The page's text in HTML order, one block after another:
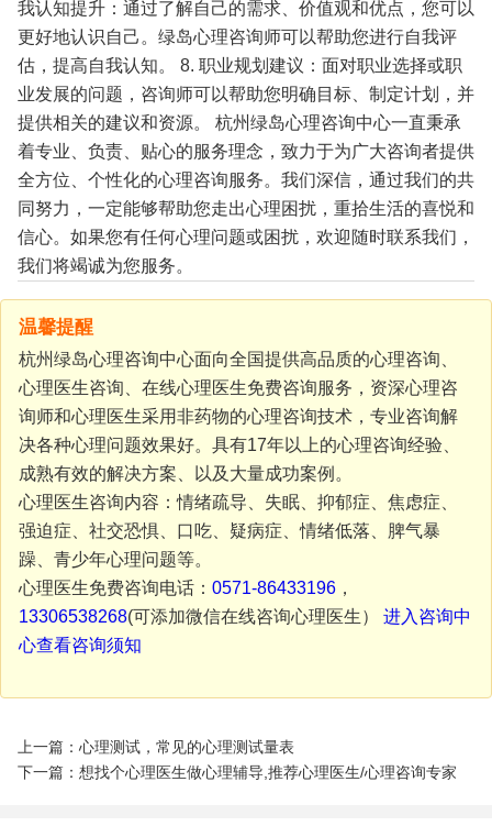
我认知提升：通过了解自己的需求、价值观和优点，您可以
更好地认识自己。绿岛心理咨询师可以帮助您进行自我评
估，提高自我认知。
8. 职业规划建议：面对职业选择或职
业发展的问题，咨询师可以帮助您明确目标、制定计划，并
提供相关的建议和资源。
杭州绿岛心理咨询中心一直秉承
着专业、负责、贴心的服务理念，致力于为广大咨询者提供
全方位、个性化的心理咨询服务。我们深信，通过我们的共
同努力，一定能够帮助您走出心理困扰，重拾生活的喜悦和
信心。如果您有任何心理问题或困扰，欢迎随时联系我们，
我们将竭诚为您服务。
温馨提醒
杭州绿岛心理咨询中心面向全国提供高品质的心理咨询、
心理医生咨询、在线心理医生免费咨询服务，资深心理咨
询师和心理医生采用非药物的心理咨询技术，专业咨询解
决各种心理问题效果好。具有17年以上的心理咨询经验、
成熟有效的解决方案、以及大量成功案例。
心理医生咨询内容：情绪疏导、失眠、抑郁症、焦虑症、
强迫症、社交恐惧、口吃、疑病症、情绪低落、脾气暴
躁、青少年心理问题等。
心理医生免费咨询电话： 0571-86433196，
13306538268(可添加微信在线咨询心理医生） 进入咨询中
心查看咨询须知
上一篇：心理测试，常见的心理测试量表
下一篇：想找个心理医生做心理辅导,推荐心理医生/心理咨询专家